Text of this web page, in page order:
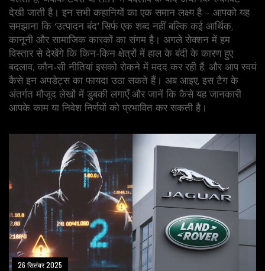
देखी जाती है। इन सभी कहानियों का एक समान लक्ष्य है – आपको यह
समझाना कि ‘उत्पादन बंद’ सिर्फ एक शब्द नहीं बल्कि कई आर्थिक,
कानूनी और सामाजिक कारकों का संगम है। अगले सेक्शन में हम
विस्तार से देखेंगे कि किन‑किन क्षेत्रों में हाल के बंदी के कारण हुए
बदलाव, कौन‑सी नीतियां इसको रोकने में मदद कर रही हैं, और आप स्वयं
कैसे इन अपडेट्स का फायदा उठा सकते हैं। अब आइए, इस टैग के
अंतर्गत मौजूद लेखों में डुबकी लगाएँ और जानें कि कैसे यह जानकारी
आपके काम या निवेश निर्णयों को प्रभावित कर सकती है।
26 सितंबर 2025